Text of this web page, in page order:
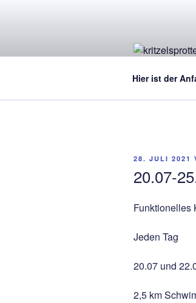
Hier ist der
28. JULI 2021
20.07-
Funktionelles
Jeden Tag
20.07 und
2,5 km